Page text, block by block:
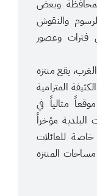
وبعض
والنقوش
فترات وعصور
يقع منتزه
المترامية
مثالياً في
مؤخراً
للعائلات
المنتزه